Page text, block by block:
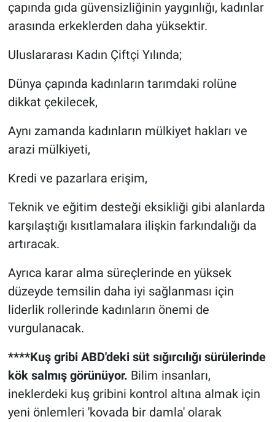
çapında gıda güvensizliğinin yaygınlığı, kadınlar
arasında erkeklerden daha yüksektir.
Uluslararası Kadın Çiftçi Yılında;
Dünya çapında kadınların tarımdaki rolüne
dikkat çekilecek,
Aynı zamanda kadınların mülkiyet hakları ve
arazi mülkiyeti,
Kredi ve pazarlara erişim,
Teknik ve eğitim desteği eksikliği gibi alanlarda
karşılaştığı kısıtlamalara ilişkin farkındalığı da
artıracak.
Ayrıca karar alma süreçlerinde en yüksek
düzeyde temsilin daha iyi sağlanması için
liderlik rollerinde kadınların önemi de
vurgulanacak.
****Kuş gribi ABD'deki süt sığırcılığı sürülerinde
kök salmış görünüyor. Bilim insanları,
ineklerdeki kuş gribini kontrol altına almak için
yeni önlemleri 'kovada bir damla' olarak